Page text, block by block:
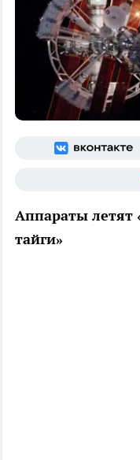
Аппараты летят
тайги»